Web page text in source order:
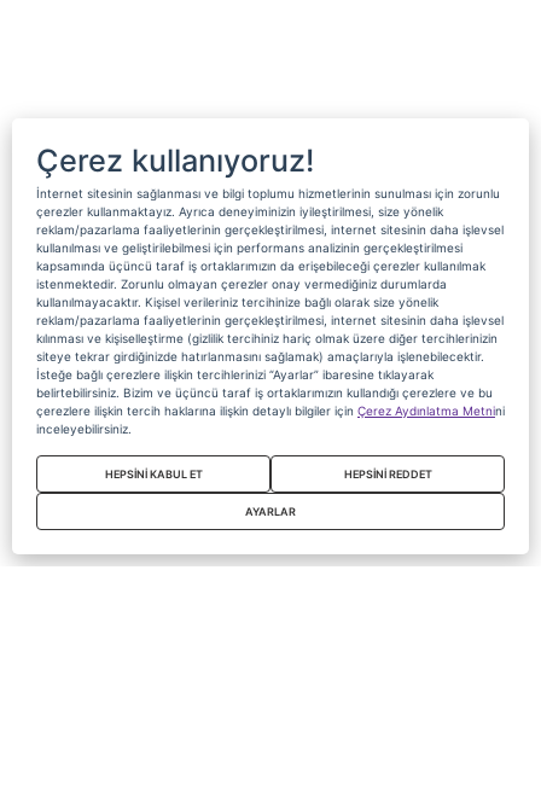
Çerez kullanıyoruz!
İnternet sitesinin sağlanması ve bilgi toplumu hizmetlerinin sunulması için zorunlu
çerezler kullanmaktayız. Ayrıca deneyiminizin iyileştirilmesi, size yönelik
reklam/pazarlama faaliyetlerinin gerçekleştirilmesi, internet sitesinin daha işlevsel
kullanılması ve geliştirilebilmesi için performans analizinin gerçekleştirilmesi
kapsamında üçüncü taraf iş ortaklarımızın da erişebileceği çerezler kullanılmak
istenmektedir. Zorunlu olmayan çerezler onay vermediğiniz durumlarda
kullanılmayacaktır. Kişisel verileriniz tercihinize bağlı olarak size yönelik
reklam/pazarlama faaliyetlerinin gerçekleştirilmesi, internet sitesinin daha işlevsel
kılınması ve kişiselleştirme (gizlilik tercihiniz hariç olmak üzere diğer tercihlerinizin
siteye tekrar girdiğinizde hatırlanmasını sağlamak) amaçlarıyla işlenebilecektir.
İsteğe bağlı çerezlere ilişkin tercihlerinizi “Ayarlar” ibaresine tıklayarak
belirtebilirsiniz. Bizim ve üçüncü taraf iş ortaklarımızın kullandığı çerezlere ve bu
çerezlere ilişkin tercih haklarına ilişkin detaylı bilgiler için Çerez Aydınlatma Metnini
inceleyebilirsiniz.
HEPSİNİ KABUL ET HEPSİNİ REDDET
AYARLAR